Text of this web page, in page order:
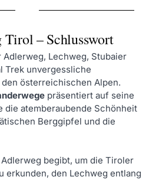
Tirol – Schlusswort
Adlerweg, Lechweg, Stubaier
Trek unvergessliche
österreichischen Alpen.
präsentiert auf seine
die atemberaubende Schönheit
Berggipfel und die
begibt, um die Tiroler
erkunden, den Lechweg entlang